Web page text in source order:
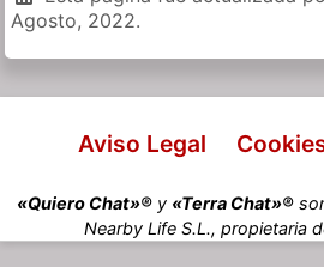
Agosto, 2022.
Aviso Legal
«Quiero Chat»®y «Terra Chat»®
Nearby Life S.L., propietaria